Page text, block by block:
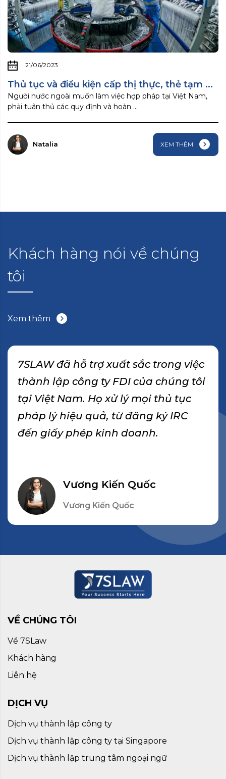
21/06/2023
Thủ tục và điều kiện cấp thị thực, thẻ tạm ...
Người nước ngoài muốn làm việc hợp pháp tại Việt Nam,
phải tuân thủ các quy định và hoàn ...
Natalia XEM THÊM
Khách hàng nói về chúng
tôi
Xem thêm
7SLAW đã hỗ trợ xuất sắc trong việc
thành lập công ty FDI của chúng tôi
tại Việt Nam. Họ xử lý mọi thủ tục
pháp lý hiệu quả, từ đăng ký IRC
đến giấy phép kinh doanh.
Vương Kiến Quốc
Vương Kiến Quốc
VỀ CHÚNG TÔI
Về 7SLaw
Khách hàng
Liên hệ
DỊCH VỤ
Dịch vụ thành lập công ty
Dịch vụ thành lập công ty tại Singapore
Dịch vụ thành lập trung tâm ngoại ngữ